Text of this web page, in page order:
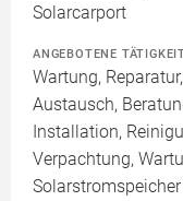
Solarcarport
ANGEBOTENE
Wartung,
Austausch,
Installation,
Verpachtung,